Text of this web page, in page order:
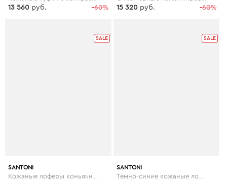
-60%
13 560 руб. -60%
15 320 руб.
SALE
SANTONI
SALE
SANTONI
Темно-синие кожаные лоферы